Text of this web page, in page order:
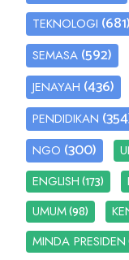
TEKNOLOGI (681)
SEMASA (592)
JENAYAH (436)
PENDIDIKAN
NGO (300)
ENGLISH(173)
UMUM(98)
MINDA PRESIDEN